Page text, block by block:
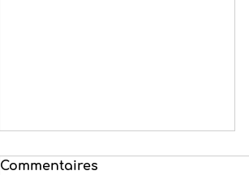
Commentaires